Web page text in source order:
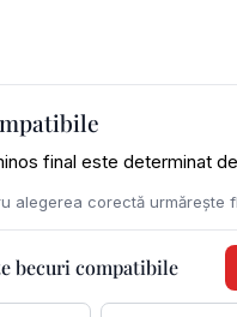
final este determinat
alegerea corectă urmărește
becuri compatibile